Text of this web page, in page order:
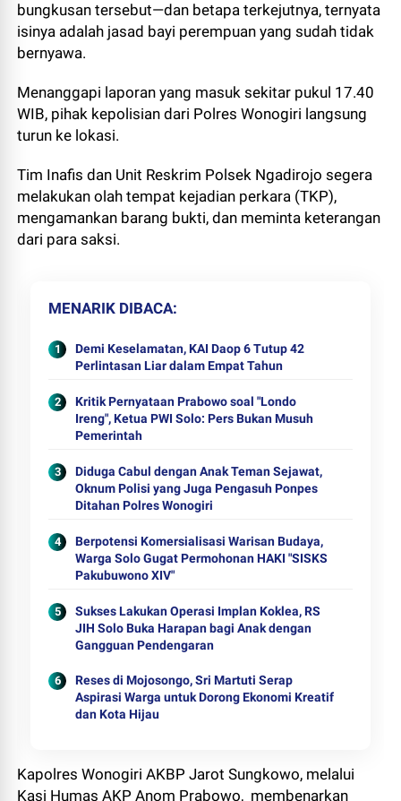
bungkusan tersebut—dan betapa terkejutnya, ternyata
isinya adalah jasad bayi perempuan yang sudah tidak
bernyawa.
Menanggapi laporan yang masuk sekitar pukul 17.40
WIB, pihak kepolisian dari Polres Wonogiri langsung
turun ke lokasi.
Tim Inafis dan Unit Reskrim Polsek Ngadirojo segera
melakukan olah tempat kejadian perkara (TKP),
mengamankan barang bukti, dan meminta keterangan
dari para saksi.
MENARIK DIBACA
Demi Keselamatan, KAI Daop 6 Tutup 42
Perlintasan Liar dalam Empat Tahun
Kritik Pernyataan Prabowo soal "Londo
Ireng", Ketua PWI Solo: Pers Bukan Musuh
Pemerintah
Diduga Cabul dengan Anak Teman Sejawat,
Oknum Polisi yang Juga Pengasuh Ponpes
Ditahan Polres Wonogiri
Berpotensi Komersialisasi Warisan Budaya,
Warga Solo Gugat Permohonan HAKI "SISKS
Pakubuwono XIV"
Sukses Lakukan Operasi Implan Koklea, RS
JIH Solo Buka Harapan bagi Anak dengan
Gangguan Pendengaran
Reses di Mojosongo, Sri Martuti Serap
Aspirasi Warga untuk Dorong Ekonomi Kreatif
dan Kota Hijau
Kapolres Wonogiri AKBP Jarot Sungkowo, melalui
Kasi Humas AKP Anom Prabowo, membenarkan